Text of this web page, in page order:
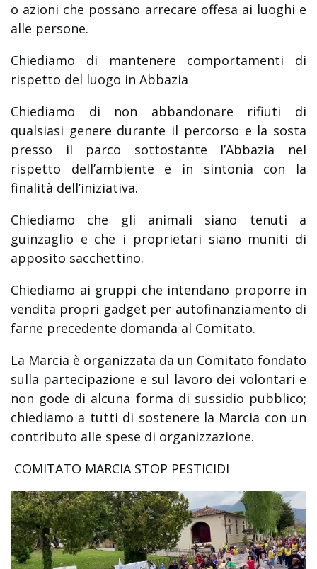
o azioni che possano arrecare offesa ai luoghi e
alle persone.
Chiediamo di mantenere comportamenti di
rispetto del luogo in Abbazia
Chiediamo di non abbandonare rifiuti di
qualsiasi genere durante il percorso e la sosta
presso il parco sottostante l’Abbazia nel
rispetto dell’ambiente e in sintonia con la
finalità dell’iniziativa.
Chiediamo che gli animali siano tenuti a
guinzaglio e che i proprietari siano muniti di
apposito sacchettino.
Chiediamo ai gruppi che intendano proporre in
vendita propri gadget per autofinanziamento di
farne precedente domanda al Comitato.
La Marcia è organizzata da un Comitato fondato
sulla partecipazione e sul lavoro dei volontari e
non gode di alcuna forma di sussidio pubblico;
chiediamo a tutti di sostenere la Marcia con un
contributo alle spese di organizzazione.
COMITATO MARCIA STOP PESTICIDI